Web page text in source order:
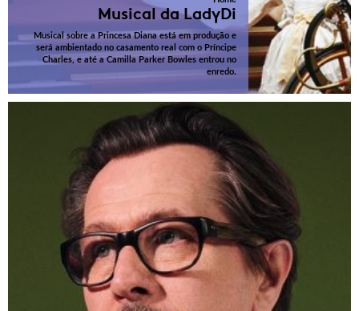
Musical da LadyDi
Musical sobre a Princesa Diana está em produção e
será ambientado no casamento real com o Príncipe
Charles, e até a Camilla Parker Bowles entrou no
enredo.